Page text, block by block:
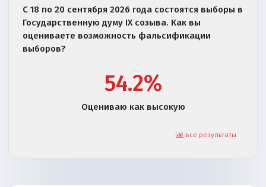
С 18 по 20 сентября 2026 года состоятся выборы в
Государственную думу IX созыва. Как вы
оцениваете возможность фальсификации
выборов?
54.2%
Оцениваю как высокую
все результаты